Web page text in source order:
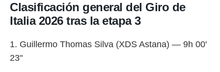
Clasificación general del Giro de
Italia 2026 tras la etapa 3
1. Guillermo Thomas Silva (XDS Astana) — 9h 00'
23"